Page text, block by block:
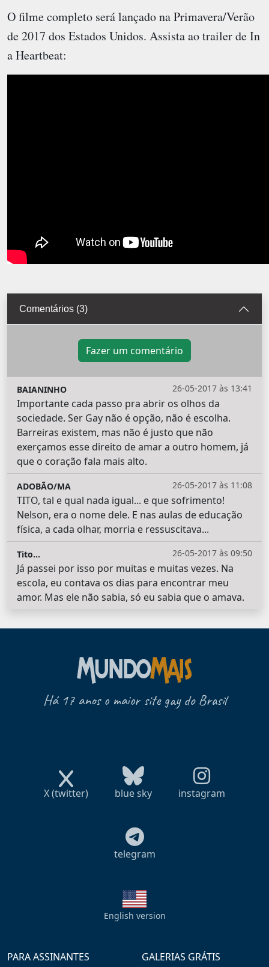
O filme completo será lançado na Primavera/Verão
de 2017 dos Estados Unidos. Assista ao trailer de In
a Heartbeat:
Comentários (3)
Fazer um comentário
26-05-2017 às 13:41
BAIANINHO
Importante cada passo pra abrir os olhos da
sociedade. Ser Gay não é opção, não é escolha.
Barreiras existem, mas não é justo que não
exerçamos esse direito de amar a outro homem, já
que o coração fala mais alto.
26-05-2017 às 11:08
ADOBÃO/MA
TITO, tal e qual nada igual... e que sofrimento!
Nelson, era o nome dele. E nas aulas de educação
física, a cada olhar, morria e ressuscitava...
26-05-2017 às 09:50
Tito...
Já passei por isso por muitas e muitas vezes. Na
escola, eu contava os dias para encontrar meu
amor. Mas ele não sabia, só eu sabia que o amava.
Há 17 anos o maior site gay do Brasil
X (twitter) blue sky instagram
telegram
English version
PARA ASSINANTES
GALERIAS GRÁTIS